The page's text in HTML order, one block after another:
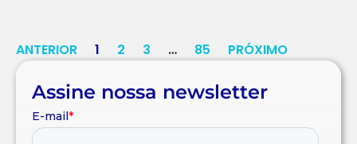
ANTERIOR 1 2 3 … 85 PRÓXIMO
Assine nossa newsletter